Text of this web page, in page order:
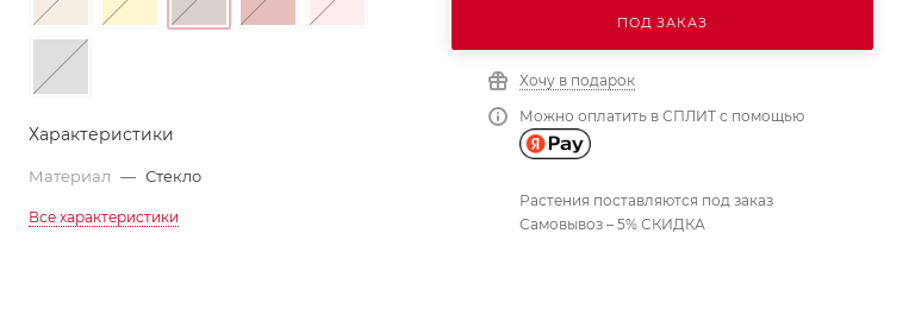
Характеристики
Материал — Стекло
Все характеристики
ПОД ЗАКАЗ
Хочу в подарок
Можно оплатить в СПЛИТ с помощью
Растения поставляются под заказ
Самовывоз – 5% СКИДКА